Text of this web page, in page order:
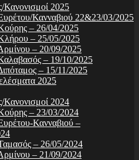
Κανονισμοί 2025
Κανναβιού 22&23/03/2025
– 26/04/2025
– 25/05/2025
– 20/09/2025
– 19/10/2025
– 15/11/2025
2025
Κανονισμοί 2024
– 23/03/2024
Κανναβιού –
– 26/05/2024
– 21/09/2024